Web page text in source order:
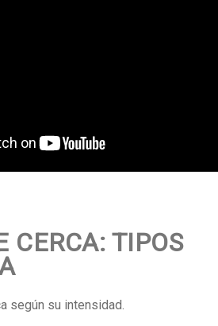
CERCA: TIPOS
según su intensidad.